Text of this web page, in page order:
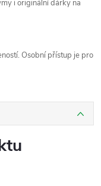
i originální dárky na
Osobní přístup je pro